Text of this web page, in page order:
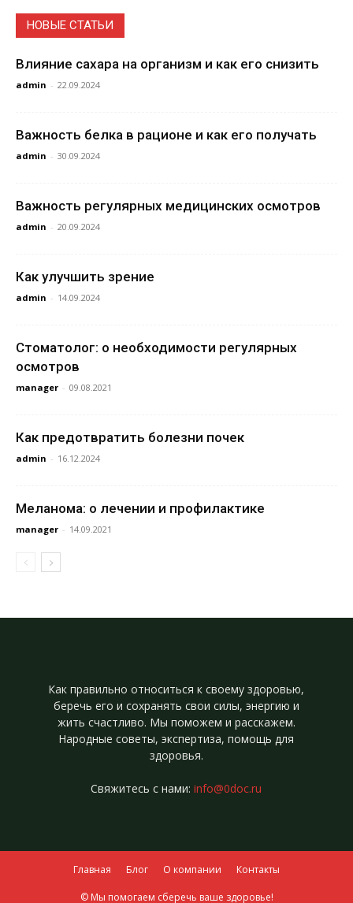
НОВЫЕ СТАТЬИ
Влияние сахара на организм и как его снизить
admin - 22.09.2024
Важность белка в рационе и как его получать
admin - 30.09.2024
Важность регулярных медицинских осмотров
admin - 20.09.2024
Как улучшить зрение
admin - 14.09.2024
Стоматолог: о необходимости регулярных
осмотров
manager - 09.08.2021
Как предотвратить болезни почек
admin - 16.12.2024
Меланома: о лечении и профилактике
manager - 14.09.2021
Как правильно относиться к своему здоровью,
беречь его и сохранять свои силы, энергию и
жить счастливо. Мы поможем и расскажем.
Народные советы, экспертиза, помощь для
здоровья.
Свяжитесь с нами:info@0doc.ru
Главная Блог О компании Контакты
© Мы помогаем сберечь ваше здоровье!